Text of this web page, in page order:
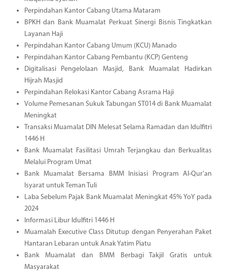
Perpindahan Kantor Cabang Utama Mataram
BPKH dan Bank Muamalat Perkuat Sinergi Bisnis Tingkatkan
Layanan Haji
Perpindahan Kantor Cabang Umum (KCU) Manado
Perpindahan Kantor Cabang Pembantu (KCP) Genteng
Digitalisasi Pengelolaan Masjid, Bank Muamalat Hadirkan
Hijrah Masjid
Perpindahan Relokasi Kantor Cabang Asrama Haji
Volume Pemesanan Sukuk Tabungan ST014 di Bank Muamalat
Meningkat
Transaksi Muamalat DIN Melesat Selama Ramadan dan Idulfitri
1446 H
Bank Muamalat Fasilitasi Umrah Terjangkau dan Berkualitas
Melalui Program Umat
Bank Muamalat Bersama BMM Inisiasi Program Al-Qur'an
Isyarat untuk Teman Tuli
Laba Sebelum Pajak Bank Muamalat Meningkat 45% YoY pada
2024
Informasi Libur Idulfitri 1446 H
Muamalah Executive Class Ditutup dengan Penyerahan Paket
Hantaran Lebaran untuk Anak Yatim Piatu
Bank Muamalat dan BMM Berbagi Takjil Gratis untuk
Masyarakat